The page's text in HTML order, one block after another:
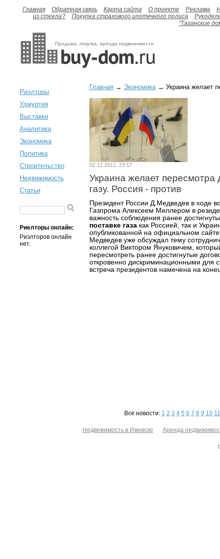
Главная Обратная связь Карта сайта О проекте Реклама
из стекла?
Покупка страхового ипотечного полиса
"Таганские
Продажа, покупка, аренда недвижимости
Риэлторы
Удмуртия
Выставки
Аналитика
Экономика
Политика
Строительство
Недвижимость
Статьи
Риелторы онлайн:
Риэлторов онлайн
нет.
Главная → Экономика→ Украина желает
02.12.2012, 23:57
Украина желает пересмотра
газу. Россия - против
Президент России Д.Медведев в ходе
Газпрома Алексеем Миллером в
важность соблюдения ранее
поставке газа как Россией, так и
опубликованной на официальном
Медведев уже обсуждал тему
коллегой Виктором Януковичем,
пересмотреть ранее достигнутые
откровенно дискриминационными для
встреча президентов намечена на
Все новости: 1 2 3 4 5 6 7 8 9 10 11
Недвижимость в Ижевске Аренда